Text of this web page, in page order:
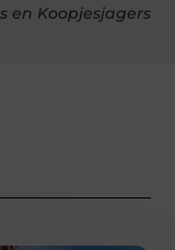
en Koopjesjagers